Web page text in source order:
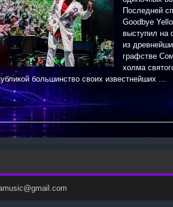
Последней
Goodbye
выступил на
из
графстве
холма
большинство своих известнейших ...